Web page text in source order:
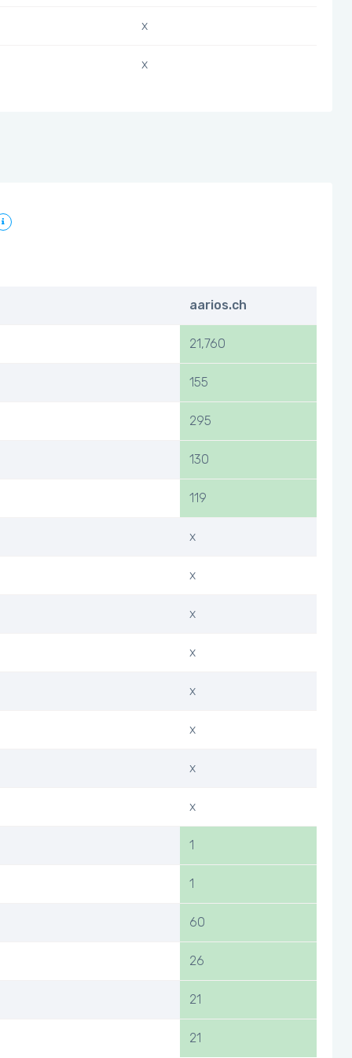
x
x
aarios.ch
21,760
155
295
130
119
x
x
x
x
x
x
x
x
1
1
60
26
21
21